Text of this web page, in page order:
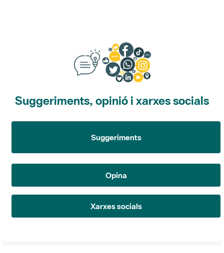
Suggeriments, opinió i xarxes socials
Suggeriments
Opina
Xarxes socials